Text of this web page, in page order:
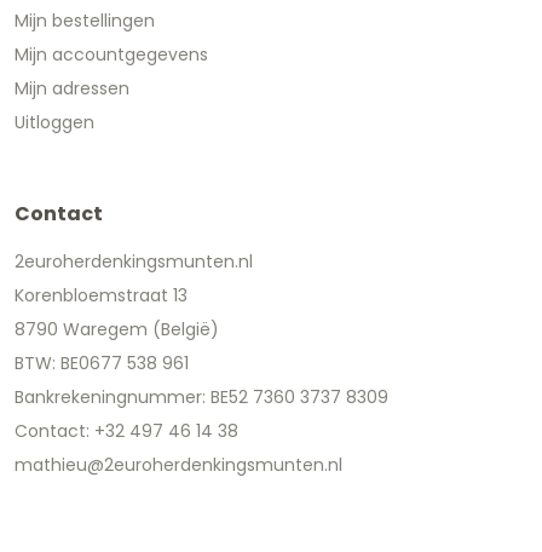
Mijn bestellingen
Mijn accountgegevens
Mijn adressen
Uitloggen
Contact
2euroherdenkingsmunten.nl
Korenbloemstraat 13
8790 Waregem (België)
BTW: BE0677 538 961
Bankrekeningnummer: BE52 7360 3737 8309
Contact: +32 497 46 14 38
mathieu@2euroherdenkingsmunten.nl